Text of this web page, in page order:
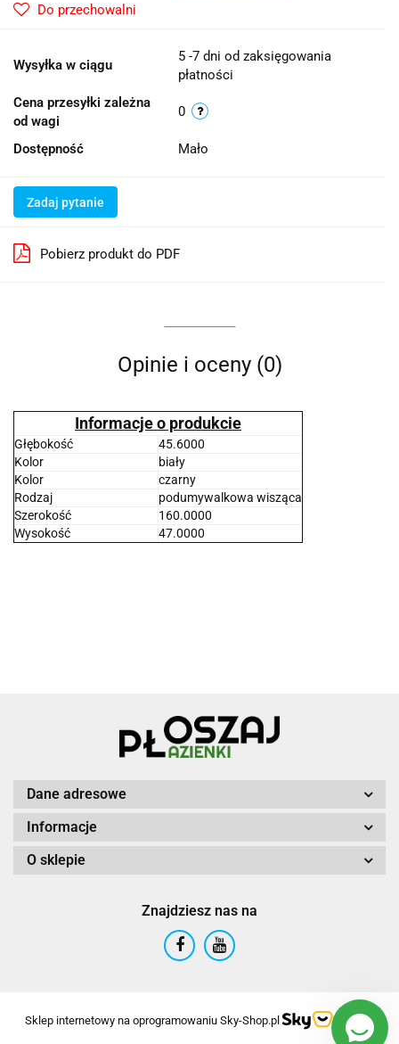
Do przechowalni
Wysyłka w ciągu
5 -7 dni od zaksięgowania
płatności
Cena przesyłki zależna
od wagi
0
Dostępność Mało
Zadaj pytanie
Pobierz produkt do PDF
Opinie i oceny (0)
Informacje o produkcie
Głębokość
45.6000
Kolor
biały
Kolor
czarny
Rodzaj
podumywalkowa wisząca
Szerokość
160.0000
Wysokość
47.0000
Dane adresowe
Informacje
O sklepie
Znajdziesz nas na
Sklep internetowy na oprogramowaniu Sky-Shop.pl